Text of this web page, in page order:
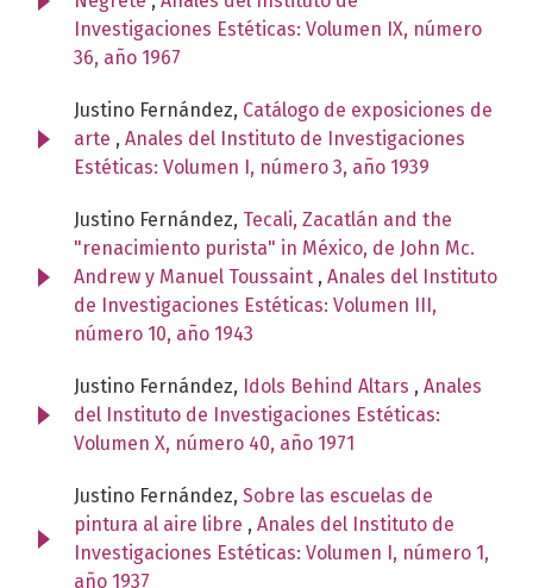
Investigaciones Estéticas: Volumen IX, número
36, año 1967
Justino Fernández, Catálogo de exposiciones de
arte , Anales del Instituto de Investigaciones
Estéticas: Volumen I, número 3, año 1939
Justino Fernández, Tecali, Zacatlán and the
"renacimiento purista" in México, de John Mc.
Andrew y Manuel Toussaint , Anales del Instituto
de Investigaciones Estéticas: Volumen III,
número 10, año 1943
Justino Fernández, Idols Behind Altars , Anales
del Instituto de Investigaciones Estéticas:
Volumen X, número 40, año 1971
Justino Fernández, Sobre las escuelas de
pintura al aire libre , Anales del Instituto de
Investigaciones Estéticas: Volumen I, número 1,
año 1937